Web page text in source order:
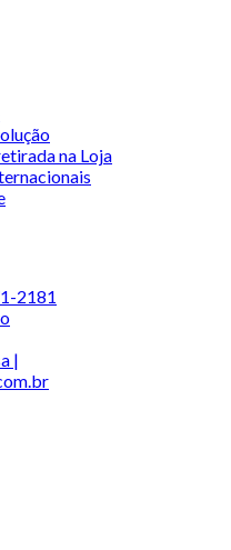
na Loja
2181
|